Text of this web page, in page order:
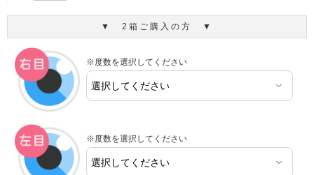
▼ 2箱ご購入の方 ▼
※度数を選択してください
※度数を選択してください